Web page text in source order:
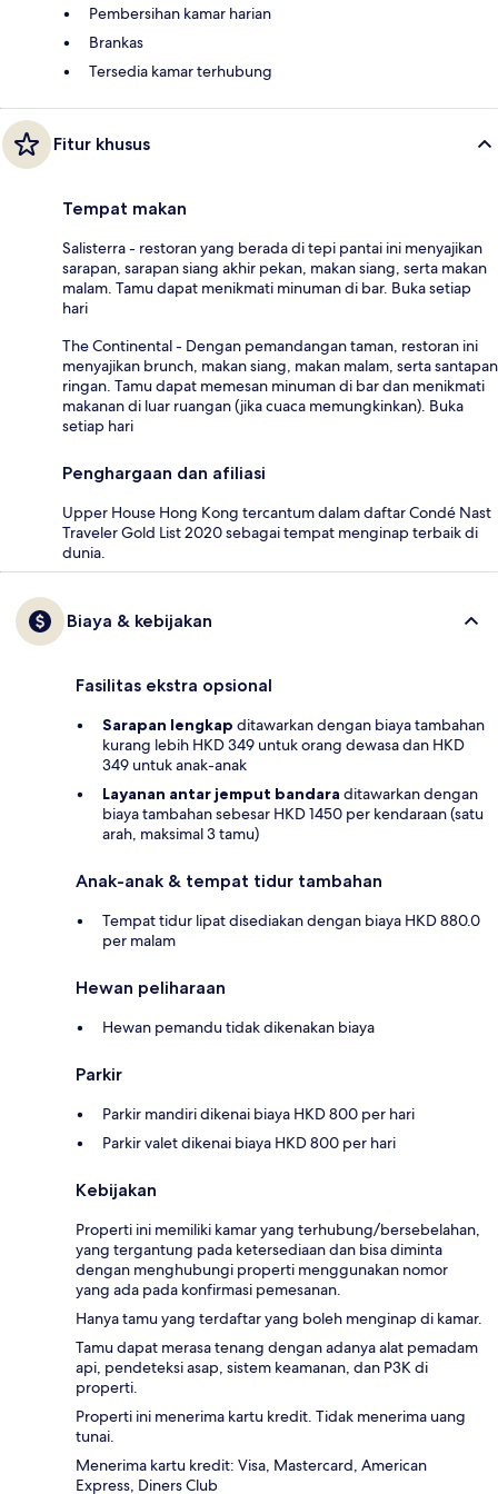
Pembersihan kamar harian
Brankas
Tersedia kamar terhubung
Fitur khusus
Tempat makan
Salisterra - restoran yang berada di tepi pantai ini menyajikan
sarapan, sarapan siang akhir pekan, makan siang, serta makan
malam. Tamu dapat menikmati minuman di bar. Buka setiap
hari
The Continental - Dengan pemandangan taman, restoran ini
menyajikan brunch, makan siang, makan malam, serta santapan
ringan. Tamu dapat memesan minuman di bar dan menikmati
makanan di luar ruangan (jika cuaca memungkinkan). Buka
setiap hari
Penghargaan dan afiliasi
Upper House Hong Kong tercantum dalam daftar Condé Nast
Traveler Gold List 2020 sebagai tempat menginap terbaik di
dunia.
Biaya & kebijakan
Fasilitas ekstra opsional
Sarapan lengkap ditawarkan dengan biaya tambahan
kurang lebih HKD 349 untuk orang dewasa dan HKD
349 untuk anak-anak
Layanan antar jemput bandara ditawarkan dengan
biaya tambahan sebesar HKD 1450 per kendaraan (satu
arah, maksimal 3 tamu)
Anak-anak & tempat tidur tambahan
Tempat tidur lipat disediakan dengan biaya HKD 880.0
per malam
Hewan peliharaan
Hewan pemandu tidak dikenakan biaya
Parkir
Parkir mandiri dikenai biaya HKD 800 per hari
Parkir valet dikenai biaya HKD 800 per hari
Kebijakan
Properti ini memiliki kamar yang terhubung/bersebelahan,
yang tergantung pada ketersediaan dan bisa diminta
dengan menghubungi properti menggunakan nomor
yang ada pada konfirmasi pemesanan.
Hanya tamu yang terdaftar yang boleh menginap di kamar.
Tamu dapat merasa tenang dengan adanya alat pemadam
api, pendeteksi asap, sistem keamanan, dan P3K di
properti.
Properti ini menerima kartu kredit. Tidak menerima uang
tunai.
Menerima kartu kredit: Visa, Mastercard, American
Express, Diners Club